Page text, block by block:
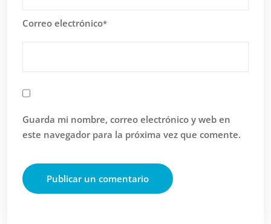
Correo electrónico*
Guarda mi nombre, correo electrónico y web en
este navegador para la próxima vez que comente.